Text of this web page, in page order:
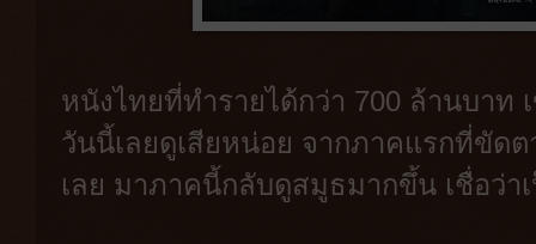
หนังไทยที่ทำรายได้กว่า 700 ล้านบาท
วันนี้เลยดูเสียหน่อย จากภาคแรกที่ขัด
เลย มาภาคนี้กลับดูสมูธมากขึ้น เชื่อว่า